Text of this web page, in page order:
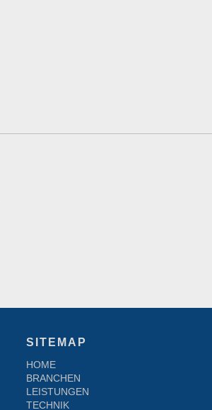
SITEMAP
HOME
BRANCHEN
LEISTUNGEN
TECHNIK